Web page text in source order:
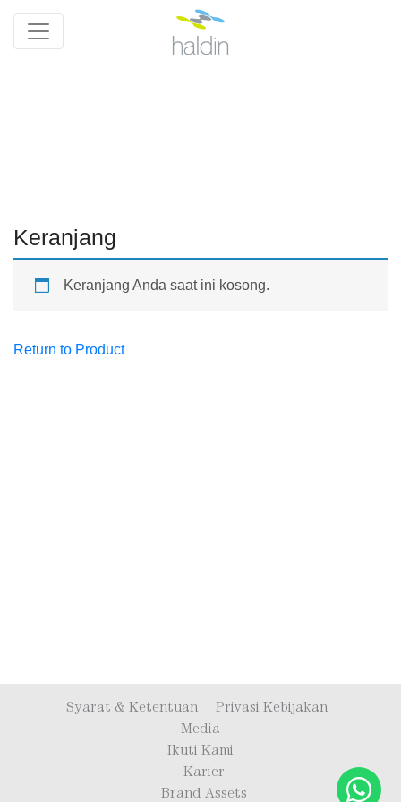
Keranjang
Keranjang Anda saat ini kosong.
Return to Product
Syarat & Ketentuan
Privasi Kebijakan
Media
Ikuti Kami
Karier
Brand Assets